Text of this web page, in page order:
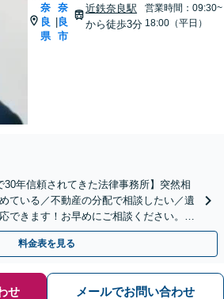
奈
良
県
奈
良
市
近鉄奈良駅
から徒歩3分
営業時間：09:30~
18:00（平日）
30年信頼されてきた法律事務所】突然相
ている／不動産の分配で相談したい／遺
できます！お早めにご相談ください。他
解決を目指します
料金表を見る
せ メールでお問い合わせ